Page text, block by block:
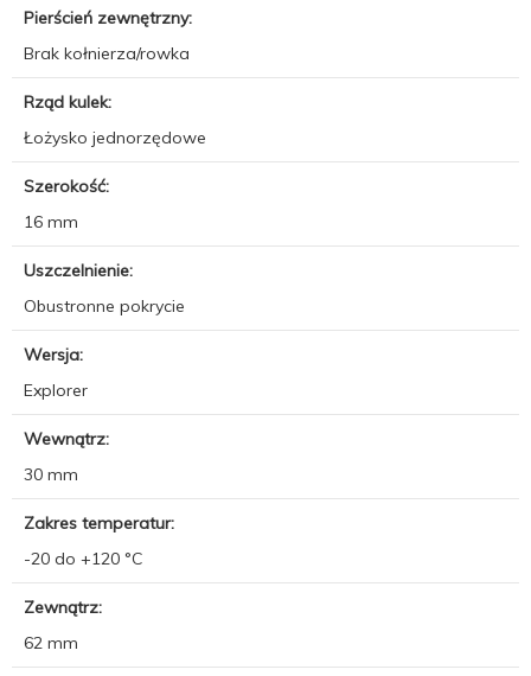
Pierścień zewnętrzny:
Brak kołnierza/rowka
Rząd kulek:
Łożysko jednorzędowe
Szerokość:
16 mm
Uszczelnienie:
Obustronne pokrycie
Wersja:
Explorer
Wewnątrz:
30 mm
Zakres temperatur:
-20 do +120 °C
Zewnątrz:
62 mm